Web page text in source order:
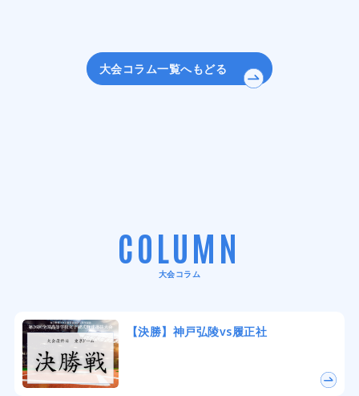
大会コラム一覧へもどる
COLUMN
大会コラム
【決勝】神戸弘陵vs履正社